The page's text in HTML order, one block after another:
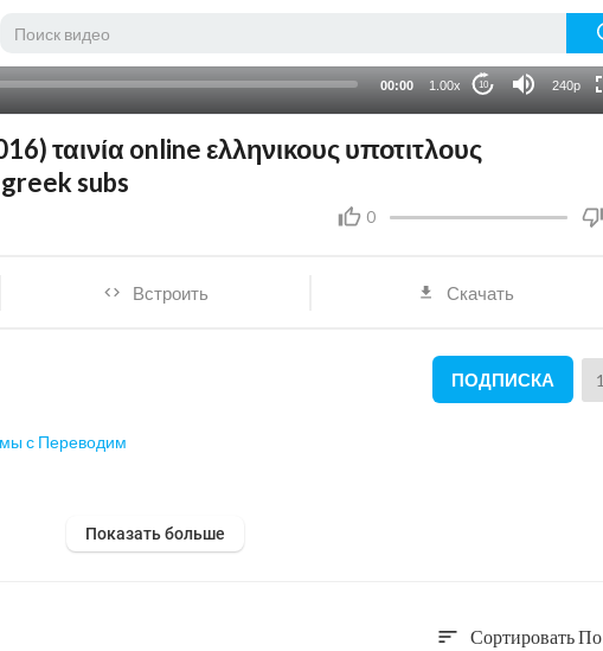
00:00 1.00x 10 240p
ταινία online ελληνικους υποτιτλους
subs
0
Встроить Скачать
ПОДПИСКА 1
с Переводим
Показать больше
sort Сортировать По